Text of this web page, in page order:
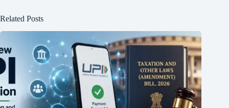
Related Posts